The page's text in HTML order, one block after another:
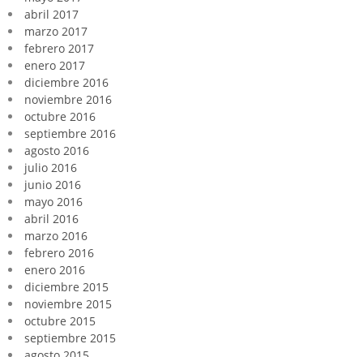
abril 2017
marzo 2017
febrero 2017
enero 2017
diciembre 2016
noviembre 2016
octubre 2016
septiembre 2016
agosto 2016
julio 2016
junio 2016
mayo 2016
abril 2016
marzo 2016
febrero 2016
enero 2016
diciembre 2015
noviembre 2015
octubre 2015
septiembre 2015